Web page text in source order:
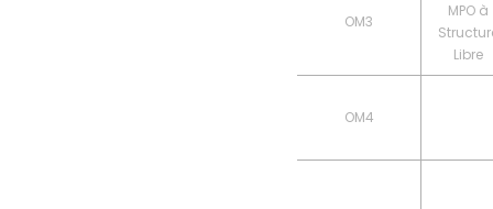
OM3
MPO à
Libre
OM4